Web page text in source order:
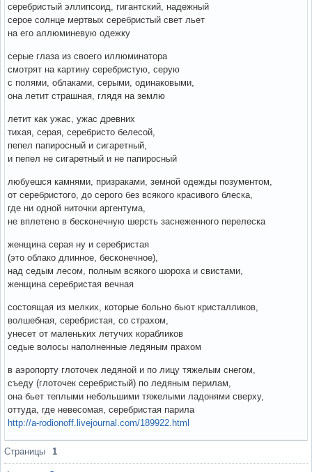
серебристый эллипсоид, гигантский, надежный
серое солнце мертвых серебристый свет льет
на его аллюминевую одежку
серые глаза из своего иллюминатора
смотрят на картину серебристую, серую
с полями, облаками, серыми, одинаковыми,
она летит страшная, глядя на землю
летит как ужас, ужас древних
тихая, серая, серебристо белесой,
пепел папиросный и сигаретный,
и пепел не сигаретный и не папиросный
любуешся камнями, призраками, земной одежды позументом,
от серебристого, до серого без всякого красивого блеска,
где ни одной ниточки аргентума,
не вплетено в бесконечную шерсть заснеженного перелеска
женщина серая ну и серебристая
(это облако длинное, бесконечное),
над седым лесом, полным всякого шороха и свистами,
женщина серебристая вечная
состоящая из мелких, которые больно бьют кристалликов,
волшебная, серебристая, со страхом,
унесет от маленьких летучих корабликов
седые волосы наполненные ледяным прахом
в аэропорту глоточек ледяной и по лицу тяжелым снегом,
съеду (глоточек серебристый) по ледяным перилам,
она бьет теплыми небольшими тяжелыми ладонями сверху,
оттуда, где невесомая, серебристая парила
http://a-rodionoff.livejournal.com/189922.html
Вне форума
Страницы 1